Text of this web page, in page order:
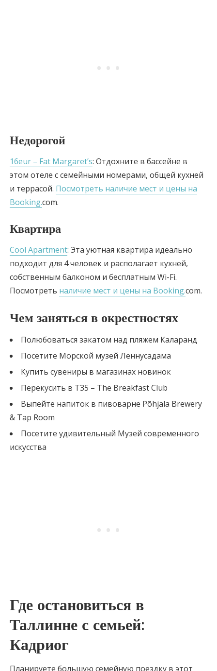
Недорогой
16eur – Fat Margaret’s: Отдохните в бассейне в
этом отеле с семейными номерами, общей кухней
и террасой. Посмотреть наличие мест и цены на
Booking.com.
Квартира
Cool Apartment: Эта уютная квартира идеально
подходит для 4 человек и располагает кухней,
собственным балконом и бесплатным Wi-Fi.
Посмотреть наличие мест и цены на Booking.com.
Чем заняться в окрестностях
Полюбоваться закатом над пляжем Каларанд
Посетите Морской музей Леннусадама
Купить сувениры в магазинах новинок
Перекусить в T35 – The Breakfast Club
Выпейте напиток в пивоварне Põhjala Brewery
& Tap Room
Посетите удивительный Музей современного
искусства
Где остановиться в
Таллинне с семьей:
Кадриог
Планируете большую семейную поездку в этот